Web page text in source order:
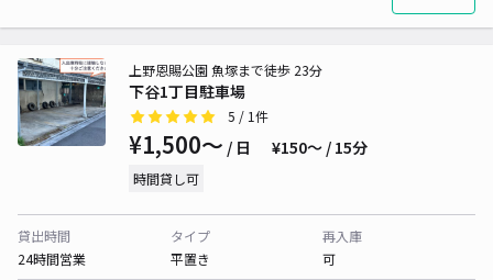
下谷1丁目駐車場
上野恩賜公園 魚塚まで徒歩 23分
5 / 1件
¥1,500〜 / 日 ¥150〜 / 15分
時間貸し可
貸出時間
24時間営業
タイプ
平置き
再入庫
可